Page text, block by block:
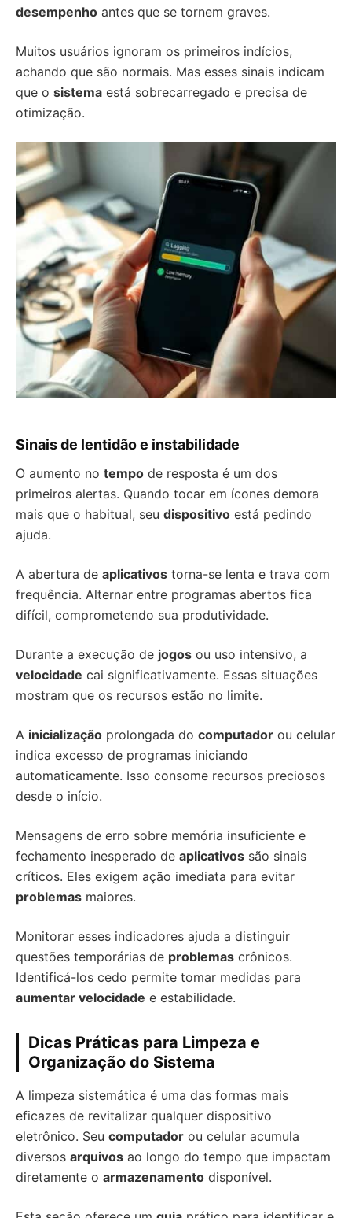
desempenho antes que se tornem graves.
Muitos usuários ignoram os primeiros indícios,
achando que são normais. Mas esses sinais indicam
que o sistema está sobrecarregado e precisa de
otimização.
Sinais de lentidão e instabilidade
O aumento no tempo de resposta é um dos
primeiros alertas. Quando tocar em ícones demora
mais que o habitual, seu dispositivo está pedindo
ajuda.
A abertura de aplicativos torna-se lenta e trava com
frequência. Alternar entre programas abertos fica
difícil, comprometendo sua produtividade.
Durante a execução de jogos ou uso intensivo, a
velocidade cai significativamente. Essas situações
mostram que os recursos estão no limite.
A inicialização prolongada do computador ou celular
indica excesso de programas iniciando
automaticamente. Isso consome recursos preciosos
desde o início.
Mensagens de erro sobre memória insuficiente e
fechamento inesperado de aplicativos são sinais
críticos. Eles exigem ação imediata para evitar
problemas maiores.
Monitorar esses indicadores ajuda a distinguir
questões temporárias de problemas crônicos.
Identificá-los cedo permite tomar medidas para
aumentar velocidade e estabilidade.
Dicas Práticas para Limpeza e
Organização do Sistema
A limpeza sistemática é uma das formas mais
eficazes de revitalizar qualquer dispositivo
eletrônico. Seu computador ou celular acumula
diversos arquivos ao longo do tempo que impactam
diretamente o armazenamento disponível.